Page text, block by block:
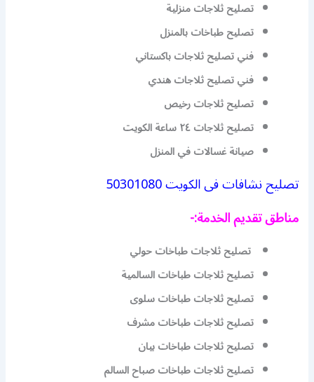
تصليح ثلاجات منزلية
تصليح طباخات بالمنزل
فني تصليح ثلاجات باكستاني
فني تصليح ثلاجات هندي
تصليح ثلاجات رخيص
تصليح ثلاجات ٢٤ ساعة الكويت
صيانة غسالات في المنزل
تصليح نشافات فى الكويت 50301080
مناطقتقديم الخدمة:-
تصليح ثلاجات طباخات حولي
تصليح ثلاجات طباخات السالمية
تصليح ثلاجات طباخات سلوى
تصليح ثلاجات طباخات مشرف
تصليح ثلاجات طباخات بيان
تصليح ثلاجات طباخات صباح السالم